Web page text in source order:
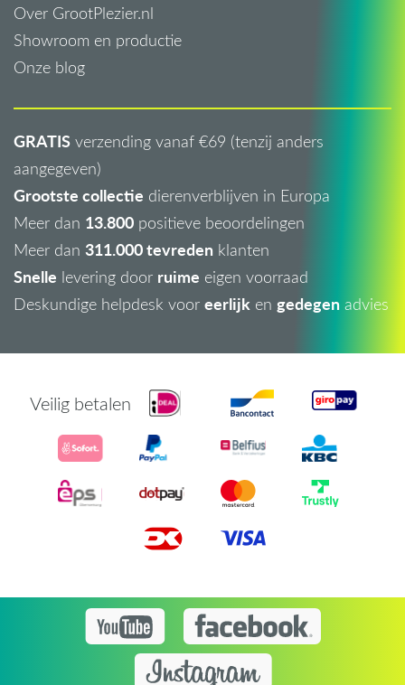
Over GrootPlezier.nl
Showroom en productie
Onze blog
GRATIS verzending vanaf €69 (tenzij anders
aangegeven)
Grootste collectie dierenverblijven in Europa
Meer dan 13.800 positieve beoordelingen
Meer dan 311.000 tevreden klanten
Snelle levering door ruime eigen voorraad
Deskundige helpdesk voor eerlijk en gedegen advies
Veilig betalen